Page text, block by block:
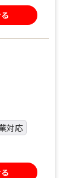
対応